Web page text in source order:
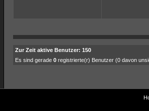
Zur Zeit aktive Benutzer: 150
Es sind gerade 0 registrierte(r) Benutzer (0 davon